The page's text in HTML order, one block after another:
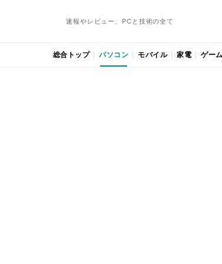
速報やレビュー、PCと技術の全て
総合トップ パソコン モバイル 家電 ゲーム